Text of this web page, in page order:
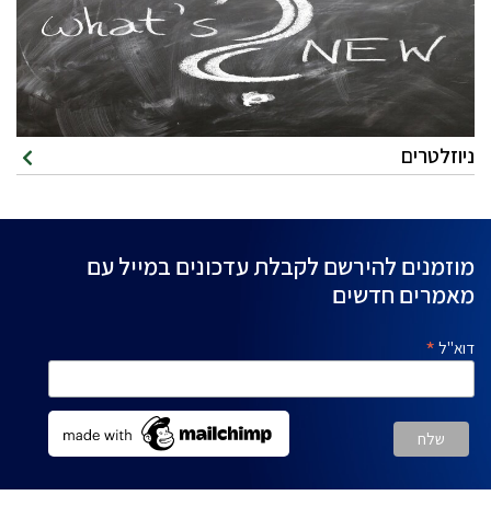
ניוזלטרים
מוזמנים להירשם לקבלת עדכונים במייל עם
מאמרים חדשים
דוא"ל *